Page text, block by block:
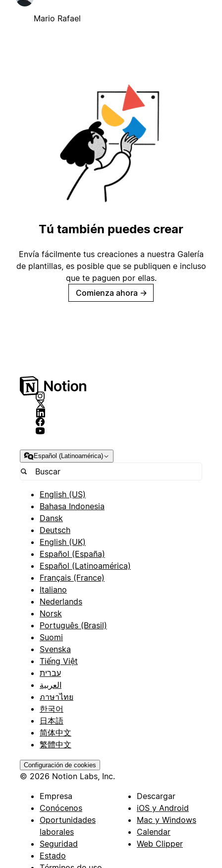
Mario Rafael
Tú también puedes crear
Envía fácilmente tus creaciones a nuestra Galería
de plantillas, es posible que se publiquen e incluso
que te paguen por ellas.
Comienza ahora →
Español (Latinoamérica)
English (US)
Bahasa Indonesia
Dansk
Deutsch
English (UK)
Español (España)
Español (Latinoamérica)
Français (France)
Italiano
Nederlands
Norsk
Português (Brasil)
Suomi
Svenska
Tiếng Việt
עברית
العربية
ภาษาไทย
한국어
日本語
简体中文
繁體中文
Configuración de cookies
© 2026 Notion Labs, Inc.
Empresa
Conócenos
Oportunidades
laborales
Seguridad
Estado
Descargar
iOS y Android
Mac y Windows
Calendar
Web Clipper